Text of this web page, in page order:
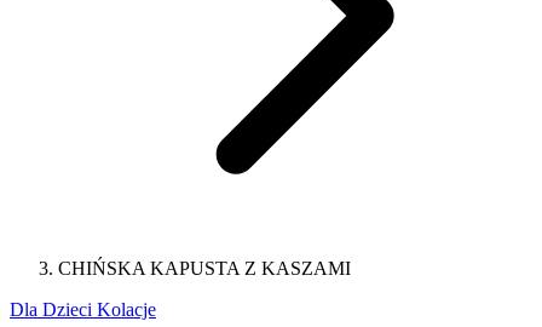
CHIŃSKA KAPUSTA Z KASZAMI
Dla Dzieci Kolacje